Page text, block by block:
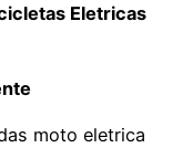
Eletricas
moto eletrica